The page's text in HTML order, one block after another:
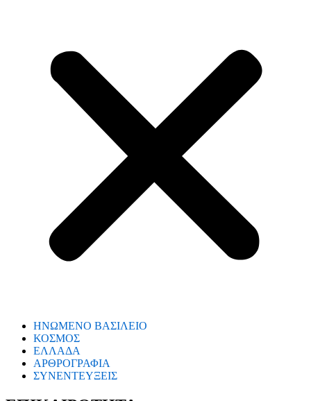
ΗΝΩΜΕΝΟ ΒΑΣΙΛΕΙΟ
ΚΟΣΜΟΣ
ΕΛΛΑΔΑ
ΑΡΘΡΟΓΡΑΦΙΑ
ΣΥΝΕΝΤΕΥΞΕΙΣ